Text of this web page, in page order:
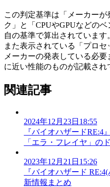
この判定基準は「メーカー
ク」と「CPUやGPUなどの
自の基準で算出されています
また表示されている「プロセ
メーカーの発表している必
に近い性能のものが記載され
関連記事
2024年12月23日18:55
『バイオハザードRE:4
「エラ・フレイヤ」の
2023年12月21日15:26
『バイオハザード
新情報まとめ